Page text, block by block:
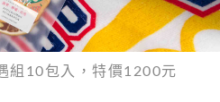
組10包入，特價1200元